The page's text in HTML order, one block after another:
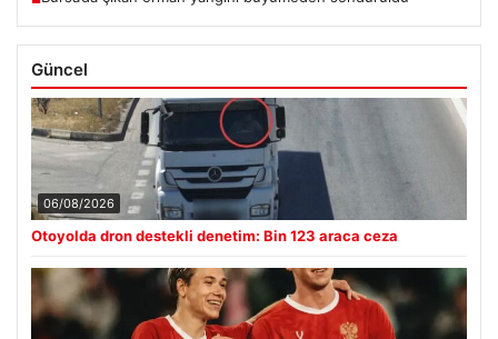
Güncel
06/08/2026
Otoyolda dron destekli denetim: Bin 123 araca ceza